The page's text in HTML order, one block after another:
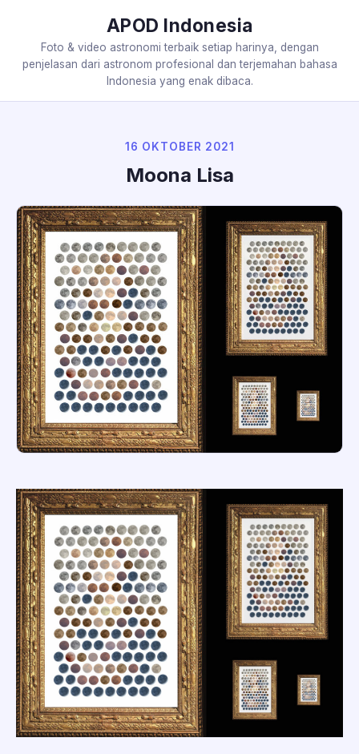
APOD Indonesia
Foto & video astronomi terbaik setiap harinya, dengan
penjelasan dari astronom profesional dan terjemahan bahasa
Indonesia yang enak dibaca.
16 OKTOBER 2021
Moona Lisa